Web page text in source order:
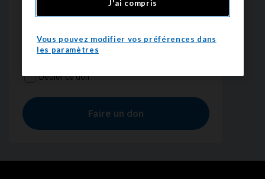
J'ai compris
Vous pouvez modifier vos préférences dans
les paramètres